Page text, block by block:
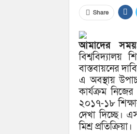
Share
আমাদের
বাস্তবায়নের
এ অবস্থায়
কার্যক্রম
২০১৭-১৮
দেখা দিচ্ছে।
মিশ্র প্রতিক্রিয়া।